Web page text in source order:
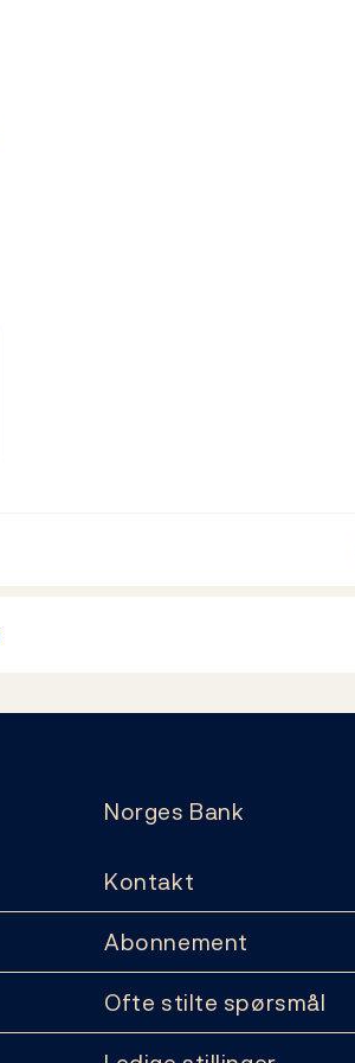
Norges Bank
Kontakt
Abonnement
Ofte stilte spørsmål